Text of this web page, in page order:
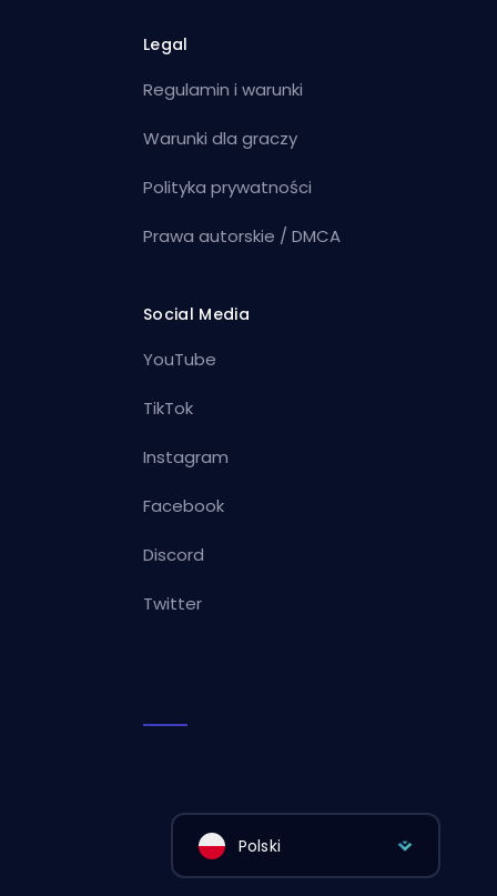
Legal
Regulamin i warunki
Warunki dla graczy
Polityka prywatności
Prawa autorskie / DMCA
Social Media
YouTube
TikTok
Instagram
Facebook
Discord
Twitter
Polski